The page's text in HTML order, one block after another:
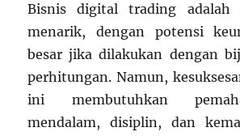
Bisnis digital trading adalah
menarik, dengan potensi
besar jika dilakukan dengan
perhitungan. Namun,
ini membutuhkan
mendalam, disiplin, dan